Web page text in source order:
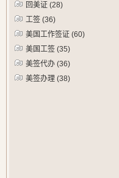
回美证 (28)
工签 (36)
美国工作签证 (60)
美国工签 (35)
美签代办 (36)
美签办理 (38)